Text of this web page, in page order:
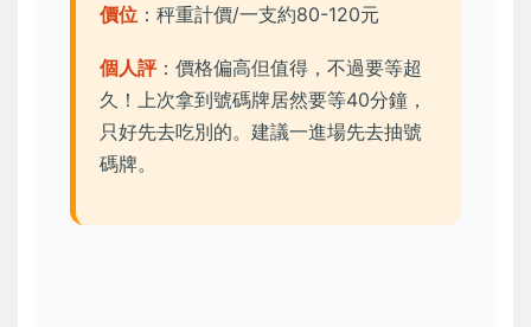
價位 ：秤重計價/一支約80-120元
個人評 ：價格偏高但值得，不過要等超
久！上次拿到號碼牌居然要等40分鐘，
只好先去吃別的。建議一進場先去抽號
碼牌。